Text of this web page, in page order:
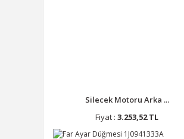
Silecek Motoru Arka ...
Fiyat : 3.253,52 TL